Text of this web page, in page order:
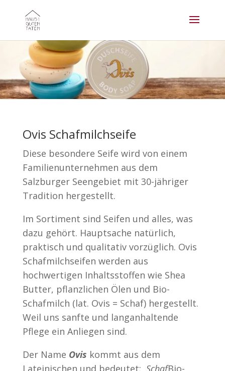
Ovis Schafmilchseife
Diese besondere Seife wird von einem
Familienunternehmen aus dem
Salzburger Seengebiet mit 30-jähriger
Tradition hergestellt.
Im Sortiment sind Seifen und alles, was
dazu gehört. Hauptsache natürlich,
praktisch und qualitativ vorzüglich. Ovis
Schafmilchseifen werden aus
hochwertigen Inhaltsstoffen wie Shea
Butter, pflanzlichen Ölen und Bio-
Schafmilch (lat. Ovis = Schaf) hergestellt.
Weil uns sanfte und langanhaltende
Pflege ein Anliegen sind.
Der Name Ovis kommt aus dem
Lateinischen und bedeutet: SchafBio-